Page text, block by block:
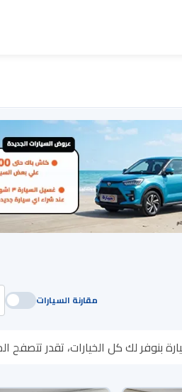
مقارنة السيارات